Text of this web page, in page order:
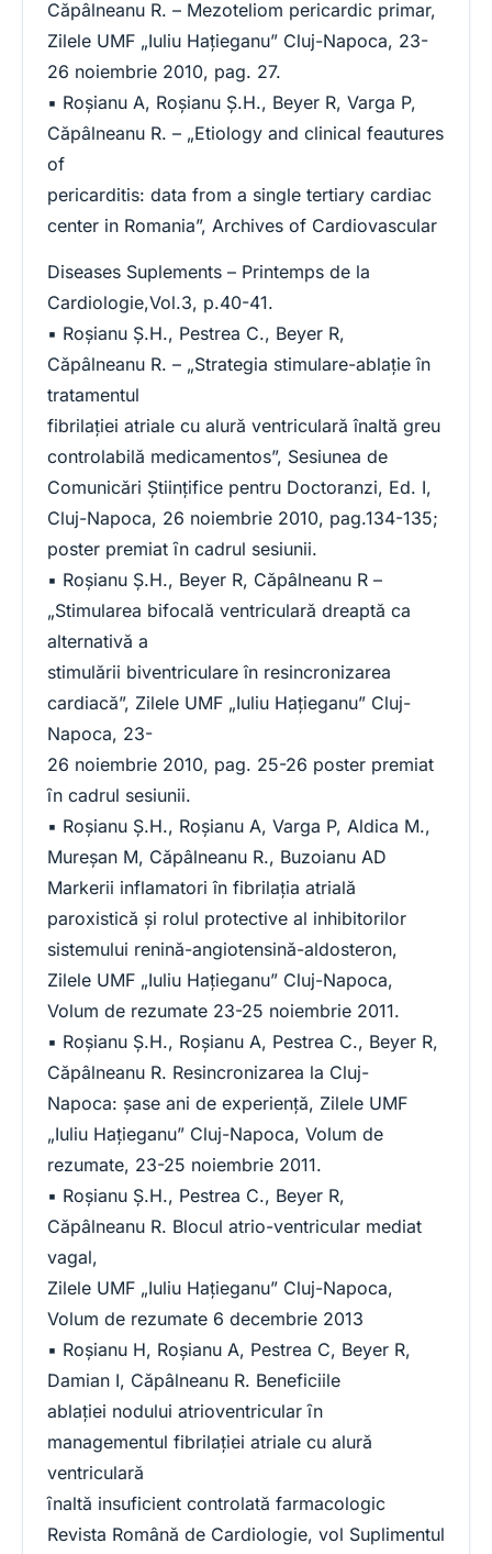
Căpâlneanu R. – Mezoteliom pericardic primar,
Zilele UMF „Iuliu Haţieganu” Cluj-Napoca, 23-
26 noiembrie 2010, pag. 27.
▪ Roşianu A, Roşianu Ş.H., Beyer R, Varga P,
Căpâlneanu R. – „Etiology and clinical feautures
of
pericarditis: data from a single tertiary cardiac
center in Romania”, Archives of Cardiovascular
Diseases Suplements – Printemps de la
Cardiologie,Vol.3, p.40-41.
▪ Roşianu Ş.H., Pestrea C., Beyer R,
Căpâlneanu R. – „Strategia stimulare-ablaţie în
tratamentul
fibrilaţiei atriale cu alură ventriculară înaltă greu
controlabilă medicamentos”, Sesiunea de
Comunicări Ştiinţifice pentru Doctoranzi, Ed. I,
Cluj-Napoca, 26 noiembrie 2010, pag.134-135;
poster premiat ȋn cadrul sesiunii.
▪ Roşianu Ş.H., Beyer R, Căpâlneanu R –
„Stimularea bifocală ventriculară dreaptă ca
alternativă a
stimulării biventriculare în resincronizarea
cardiacă”, Zilele UMF „Iuliu Haţieganu” Cluj-
Napoca, 23-
26 noiembrie 2010, pag. 25-26 poster premiat
ȋn cadrul sesiunii.
▪ Roşianu Ş.H., Roşianu A, Varga P, Aldica M.,
Mureşan M, Căpâlneanu R., Buzoianu AD
Markerii inflamatori în fibrilaţia atrială
paroxistică şi rolul protective al inhibitorilor
sistemului renină-angiotensină-aldosteron,
Zilele UMF „Iuliu Haţieganu” Cluj-Napoca,
Volum de rezumate 23-25 noiembrie 2011.
▪ Roşianu Ş.H., Roşianu A, Pestrea C., Beyer R,
Căpâlneanu R. Resincronizarea la Cluj-
Napoca: şase ani de experienţă, Zilele UMF
„Iuliu Haţieganu” Cluj-Napoca, Volum de
rezumate, 23-25 noiembrie 2011.
▪ Roşianu Ş.H., Pestrea C., Beyer R,
Căpâlneanu R. Blocul atrio-ventricular mediat
vagal,
Zilele UMF „Iuliu Haţieganu” Cluj-Napoca,
Volum de rezumate 6 decembrie 2013
▪ Roşianu H, Roşianu A, Pestrea C, Beyer R,
Damian I, Căpâlneanu R. Beneficiile
ablaţiei nodului atrioventricular ȋn
managementul fibrilaţiei atriale cu alură
ventriculară
ȋnaltă insuficient controlată farmacologic
Revista Română de Cardiologie, vol Suplimentul